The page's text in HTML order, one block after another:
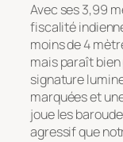
Avec ses 3,99
fiscalité
moins de 4
mais paraît
signature
marquées et
joue les
agressif que